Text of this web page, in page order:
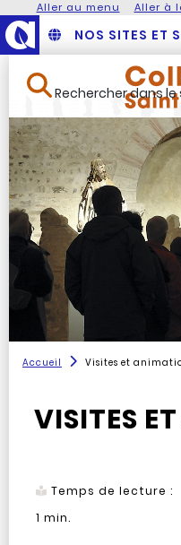
Aller au menu Aller à
NOS SITES ET
Rechercher dans le
Accueil Visites et
VISITES
Temps de lecture :
1 min.